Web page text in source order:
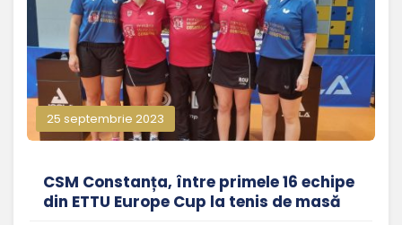
25 septembrie 2023
CSM Constanța, între primele 16 echipe
din ETTU Europe Cup la tenis de masă